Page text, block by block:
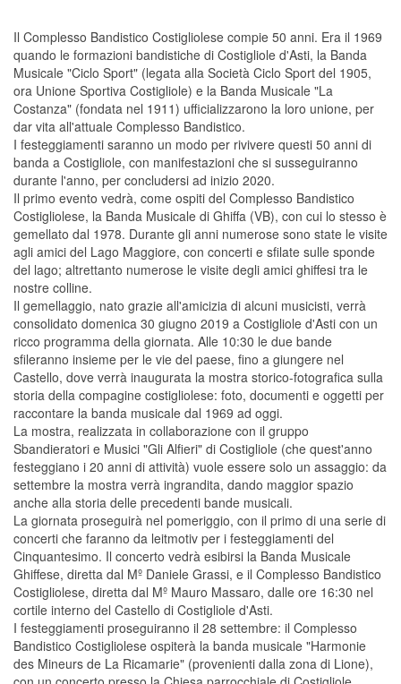
Il Complesso Bandistico Costigliolese compie 50 anni. Era il 1969
quando le formazioni bandistiche di Costigliole d'Asti, la Banda
Musicale "Ciclo Sport" (legata alla Società Ciclo Sport del 1905,
ora Unione Sportiva Costigliole) e la Banda Musicale "La
Costanza" (fondata nel 1911) ufficializzarono la loro unione, per
dar vita all'attuale Complesso Bandistico.
I festeggiamenti saranno un modo per rivivere questi 50 anni di
banda a Costigliole, con manifestazioni che si susseguiranno
durante l'anno, per concludersi ad inizio 2020.
Il primo evento vedrà, come ospiti del Complesso Bandistico
Costigliolese, la Banda Musicale di Ghiffa (VB), con cui lo stesso è
gemellato dal 1978. Durante gli anni numerose sono state le visite
agli amici del Lago Maggiore, con concerti e sfilate sulle sponde
del lago; altrettanto numerose le visite degli amici ghiffesi tra le
nostre colline.
Il gemellaggio, nato grazie all'amicizia di alcuni musicisti, verrà
consolidato domenica 30 giugno 2019 a Costigliole d'Asti con un
ricco programma della giornata. Alle 10:30 le due bande
sfileranno insieme per le vie del paese, fino a giungere nel
Castello, dove verrà inaugurata la mostra storico-fotografica sulla
storia della compagine costigliolese: foto, documenti e oggetti per
raccontare la banda musicale dal 1969 ad oggi.
La mostra, realizzata in collaborazione con il gruppo
Sbandieratori e Musici "Gli Alfieri" di Costigliole (che quest'anno
festeggiano i 20 anni di attività) vuole essere solo un assaggio: da
settembre la mostra verrà ingrandita, dando maggior spazio
anche alla storia delle precedenti bande musicali.
La giornata proseguirà nel pomeriggio, con il primo di una serie di
concerti che faranno da leitmotiv per i festeggiamenti del
Cinquantesimo. Il concerto vedrà esibirsi la Banda Musicale
Ghiffese, diretta dal Mº Daniele Grassi, e il Complesso Bandistico
Costigliolese, diretta dal Mº Mauro Massaro, dalle ore 16:30 nel
cortile interno del Castello di Costigliole d'Asti.
I festeggiamenti proseguiranno il 28 settembre: il Complesso
Bandistico Costigliolese ospiterà la banda musicale "Harmonie
des Mineurs de La Ricamarie" (provenienti dalla zona di Lione),